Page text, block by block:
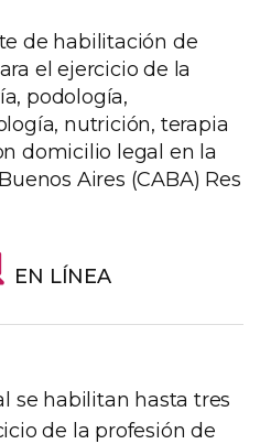
de habilitación de
el ejercicio de la
podología,
nutrición, terapia
domicilio legal en la
Aires (CABA) Res
EN LÍNEA
se habilitan hasta tres
de la profesión de